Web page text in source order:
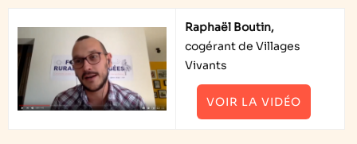
Raphaël Boutin,
cogérant de Villages
Vivants
VOIR LA VIDÉO